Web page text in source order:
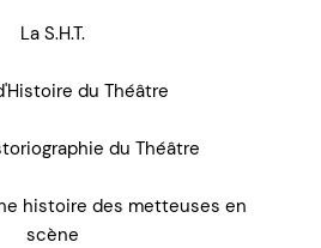
La S.H.T.
du Théâtre
du Théâtre
histoire des metteuses en
scène